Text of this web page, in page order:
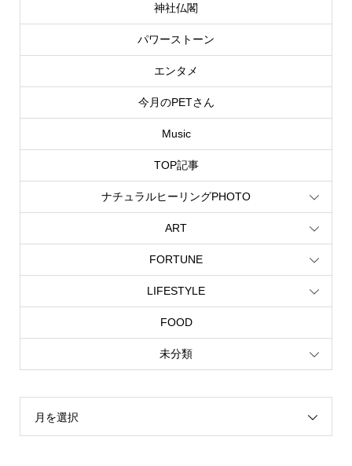
神社仏閣
パワーストーン
エンタメ
今月のPETさん
Music
TOP記事
ナチュラルヒーリングPHOTO
ART
FORTUNE
LIFESTYLE
FOOD
未分類
月を選択